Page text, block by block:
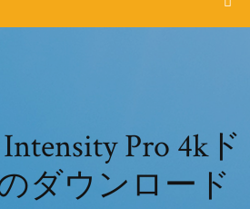
Pro 4kド
ダウンロード